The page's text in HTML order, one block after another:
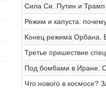
Сила Си. Путин и Трамп
Режим и капуста:
Конец режима Орбана.
Третье пришествие
Под бомбами в Иране.
Что нового в космосе?